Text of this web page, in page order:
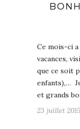
Ce mois-ci
vacances,
que ce soit
enfants),…
et grands
23 juillet 2015